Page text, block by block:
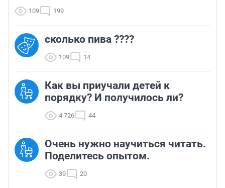
109 199
сколько пива ????
109 14
Как вы приучали детей к
порядку? И получилось ли?
4 726 44
Очень нужно научиться читать.
Поделитесь опытом.
39 20